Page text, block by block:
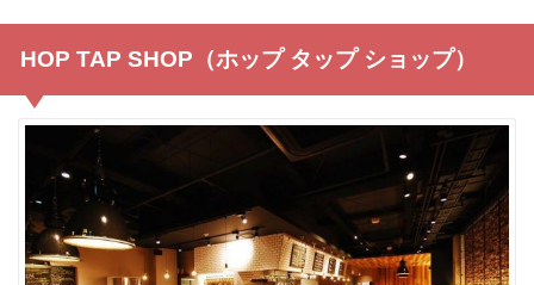
HOP TAP SHOP（ホップ タップ ショップ）